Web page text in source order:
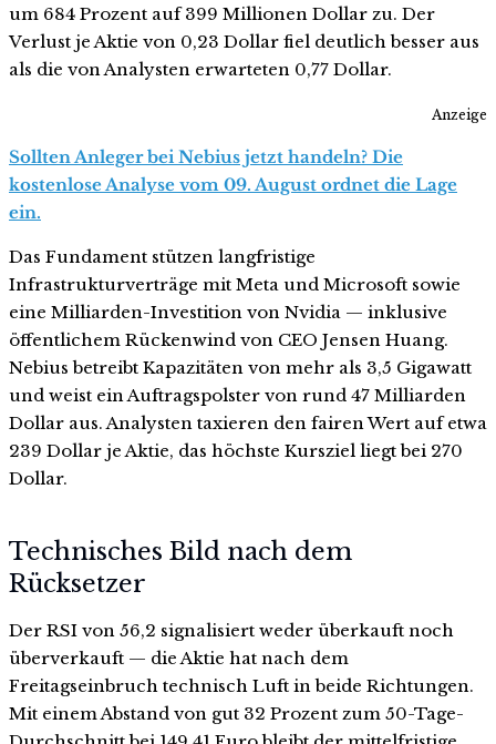
um 684 Prozent auf 399 Millionen Dollar zu. Der
Verlust je Aktie von 0,23 Dollar fiel deutlich besser aus
als die von Analysten erwarteten 0,77 Dollar.
Anzeige
Sollten Anleger bei Nebius jetzt handeln? Die
kostenlose Analyse vom 09. August ordnet die Lage
ein.
Das Fundament stützen langfristige
Infrastrukturverträge mit Meta und Microsoft sowie
eine Milliarden-Investition von Nvidia — inklusive
öffentlichem Rückenwind von CEO Jensen Huang.
Nebius betreibt Kapazitäten von mehr als 3,5 Gigawatt
und weist ein Auftragspolster von rund 47 Milliarden
Dollar aus. Analysten taxieren den fairen Wert auf etwa
239 Dollar je Aktie, das höchste Kursziel liegt bei 270
Dollar.
Technisches Bild nach dem
Rücksetzer
Der RSI von 56,2 signalisiert weder überkauft noch
überverkauft — die Aktie hat nach dem
Freitagseinbruch technisch Luft in beide Richtungen.
Mit einem Abstand von gut 32 Prozent zum 50-Tage-